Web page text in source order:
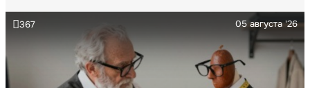
05 августа '26
367